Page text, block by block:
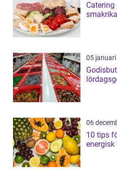
Catering
05
06
10 tips
energisk